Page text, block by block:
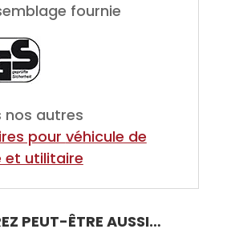
fournie
nos autres
pour véhicule de
et utilitaire
PEUT-ÊTRE AUSSI…